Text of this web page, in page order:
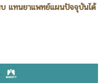
บ แทนยาแพทย์แผนปัจจุบันได้